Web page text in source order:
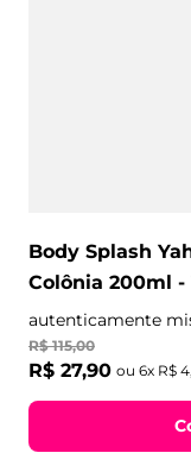
Body Splash
Colônia 200ml
autenticamente
R$ 115,00
R$ 27,90 ou 6x R$ 4,